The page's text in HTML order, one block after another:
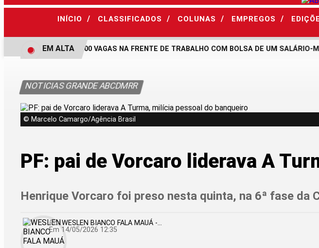
INÍCIO / CLASSIFICADOS / COLUNAS / EMPREGOS /
MAUÁ ABRE 300 VAGAS NA FRENTE DE TRABALHO COM BOLSA DE UM SALÁRIO-
EM ALTA
NOTICIAS GRANDE ABCDMRR
© Marcelo Camargo/Agência Brasil
PF: pai de Vorcaro liderava A
Henrique Vorcaro foi preso nesta quinta, na 6ª fase da
PorWESLEN BIANCO FALA MAUÁ -...
Em 14/05/2026 12:35